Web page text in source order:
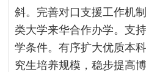
斜。完善对口支援工作机
类大学来华合作办学。支
学条件。有序扩大优质本
究生培养规模，稳步提高